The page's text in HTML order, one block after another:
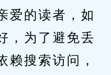
的读者，如
，为了避免丢
赖搜索访问，